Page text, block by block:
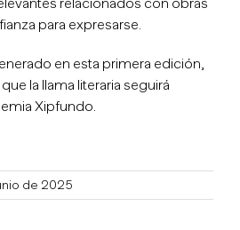
relacionados con obras
para expresarse.
en esta primera edición,
la llama literaria seguirá
Xipfundo.
de 2025